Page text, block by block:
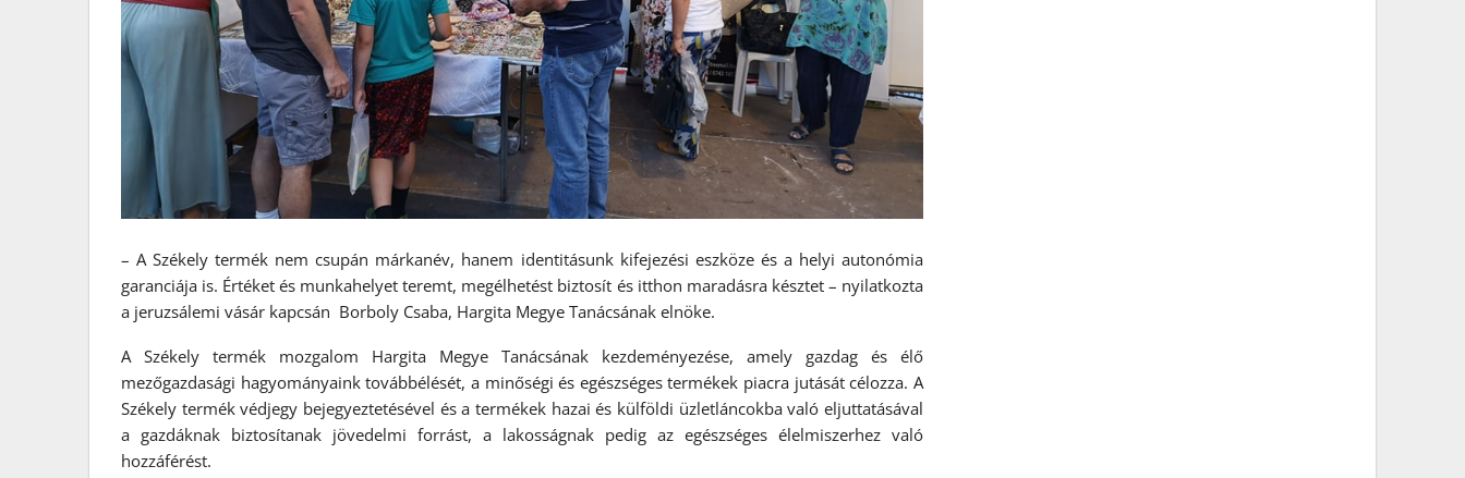
– A Székely termék nem csupán márkanév, hanem identitásunk kifejezési eszköze és a helyi autonómia
garanciája is. Értéket és munkahelyet teremt, megélhetést biztosít és itthon maradásra késztet – nyilatkozta
a jeruzsálemi vásár kapcsán Borboly Csaba, Hargita Megye Tanácsának elnöke.
A Székely termék mozgalom Hargita Megye Tanácsának kezdeményezése, amely gazdag és élő
mezőgazdasági hagyományaink továbbélését, a minőségi és egészséges termékek piacra jutását célozza. A
Székely termék védjegy bejegyeztetésével és a termékek hazai és külföldi üzletláncokba való eljuttatásával
a gazdáknak biztosítanak jövedelmi forrást, a lakosságnak pedig az egészséges élelmiszerhez való
hozzáférést.